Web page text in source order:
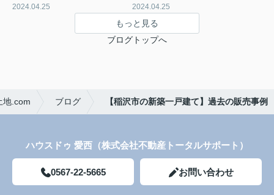
2024.04.25 2024.04.25
もっと見る
ブログトップへ
地.com ブログ 【稲沢市の新築一戸建て】過去の販売事例
ハウスドゥ 愛西（株式会社不動産トータルサポート）
0567-22-5665 お問い合わせ